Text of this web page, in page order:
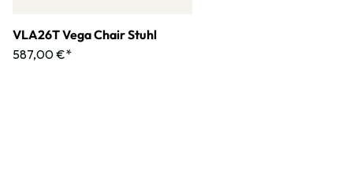
VLA26T Vega Chair Stuhl
587,00 €*